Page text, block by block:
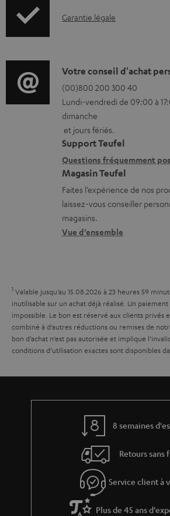
s
l
é
c
h
a
r
g
e
a
b
r
t
i
o
n
s
r
e
l
a
t
s
à
l
’
e
I
o
r
m
a
t
i
o
n
s
r
t
i
v
e
l
Garantie légale
D
é
t
a
i
l
s
c
o
n
t
Votre conseil d'achat
(00)800 200 300 40
Lundi-vendredi de 09:00 à
dimanche
et jours fériés.
Support Teufel
Questions fréquemment
Magasin Teufel
Faites l’expérience de nos
laissez-vous conseiller
magasins.
Vue d’ensemble
1 Valable jusqu’au 15.08.2026 à 23 heures 59
inutilisable sur un achat déjà réalisé. Un paiement
impossible. Le bon est réservé aux clients privés
combiné à d’autres réductions ou remises de
bon d’achat n’est pas autorisée et implique
conditions d’utilisation exactes sont disponibles
8 semaines
Retours sans
Service client à
Plus de 45 ans